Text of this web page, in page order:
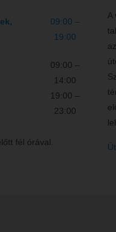
09:00 –
19:00
09:00 –
14:00
19:00 –
23:00
fél órával.
A